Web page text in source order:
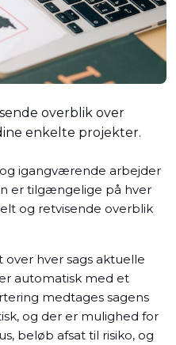
overblik over
enkelte projekter.
igangværende arbejder
er tilgængelige på hver
og retvisende overblik
hver sags aktuelle
automatisk med et
medtages sagens
og der er mulighed for
beløb afsat til risiko, og